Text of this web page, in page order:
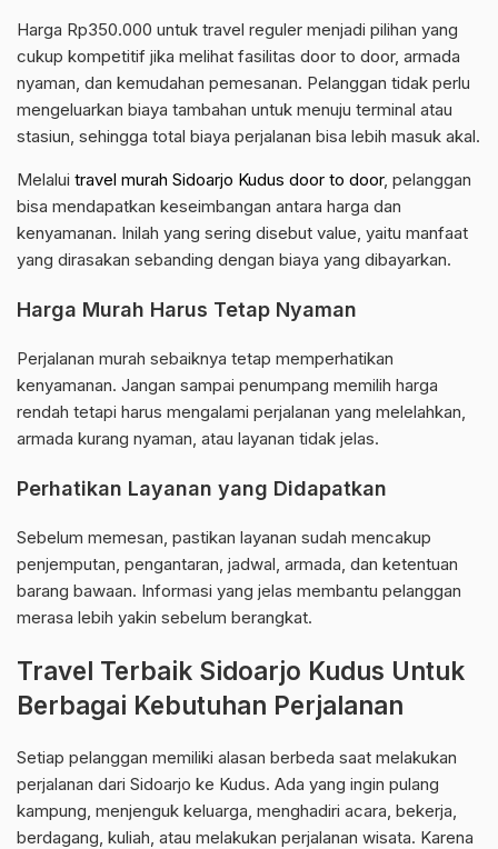
Harga Rp350.000 untuk travel reguler menjadi pilihan yang
cukup kompetitif jika melihat fasilitas door to door, armada
nyaman, dan kemudahan pemesanan. Pelanggan tidak perlu
mengeluarkan biaya tambahan untuk menuju terminal atau
stasiun, sehingga total biaya perjalanan bisa lebih masuk akal.
Melalui travel murah Sidoarjo Kudus door to door, pelanggan
bisa mendapatkan keseimbangan antara harga dan
kenyamanan. Inilah yang sering disebut value, yaitu manfaat
yang dirasakan sebanding dengan biaya yang dibayarkan.
Harga Murah Harus Tetap Nyaman
Perjalanan murah sebaiknya tetap memperhatikan
kenyamanan. Jangan sampai penumpang memilih harga
rendah tetapi harus mengalami perjalanan yang melelahkan,
armada kurang nyaman, atau layanan tidak jelas.
Perhatikan Layanan yang Didapatkan
Sebelum memesan, pastikan layanan sudah mencakup
penjemputan, pengantaran, jadwal, armada, dan ketentuan
barang bawaan. Informasi yang jelas membantu pelanggan
merasa lebih yakin sebelum berangkat.
Travel Terbaik Sidoarjo Kudus Untuk
Berbagai Kebutuhan Perjalanan
Setiap pelanggan memiliki alasan berbeda saat melakukan
perjalanan dari Sidoarjo ke Kudus. Ada yang ingin pulang
kampung, menjenguk keluarga, menghadiri acara, bekerja,
berdagang, kuliah, atau melakukan perjalanan wisata. Karena